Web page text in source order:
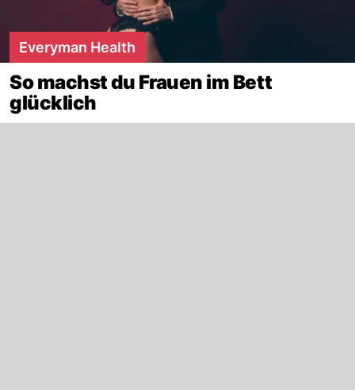
Everyman Health
So machst du Frauen im Bett
glücklich